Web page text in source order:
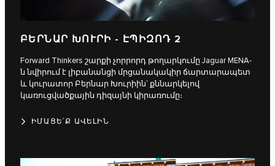
ԲԵՐՆԱՐ ԽՈՒՐԻ - ԷՊԻԶՈԴ 2
Forward Thinkers շարքի չորրորդ թողարկումը Jaguar MENA-
ն նվիրում է լիբանանցի մրցանակակիր ճարտարապետ
և կուրատոր Բերնար Խուրիին՝ քննարկելով
կառուցվածքային դիզայնի կիրառումը։
ԻՄԱՑԵ՛Ք ԱՎԵԼԻՆ